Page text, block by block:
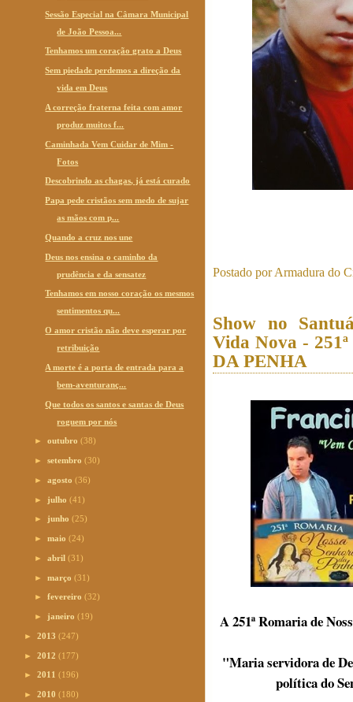
Sessão Especial na Câmara Municipal
de João Pessoa...
Tenhamos um coração grato a Deus
Sem piedade perdemos a direção da
vida em Deus
A correção fraterna feita com amor
produz muitos f...
Caminhada Vem Cuidar de Mim -
Fotos
Descobrindo as chagas, já está curado
Papa pede cristãos sem medo de sujar
as mãos com p...
Quando a cruz nos une
Deus nos ensina o caminho da
prudência e da sensatez
Tenhamos em nosso coração os mesmos
sentimentos qu...
O amor cristão não deve esperar por
retribuição
A morte é a porta de entrada para a
bem-aventuranç...
Que todos os santos e santas de Deus
roguem por nós
►outubro(38)
►setembro(30)
►agosto(36)
► julho(41)
► junho(25)
►maio(24)
►abril(31)
►março(31)
►fevereiro(32)
► janeiro(19)
► 2013 (247)
► 2012 (177)
► 2011 (196)
► 2010 (180)
Postado porArmadura do
Show no
Vida Nova -
DA PENHA
A 251ª Romaria de
"Maria servidora de
política do